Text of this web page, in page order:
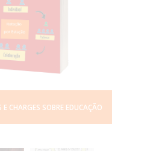
CHARGES SOBRE EDUCAÇÃO